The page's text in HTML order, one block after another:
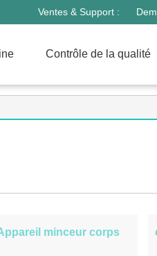
Ventes & Support :
Contrôle de la qualité
minceur corps